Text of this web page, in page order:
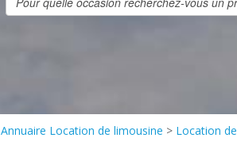
Annuaire Location de limousine > Location